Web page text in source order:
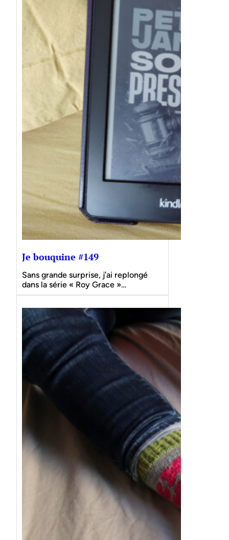
Je bouquine #149
Sans grande surprise, j’ai replongé
dans la série « Roy Grace »…